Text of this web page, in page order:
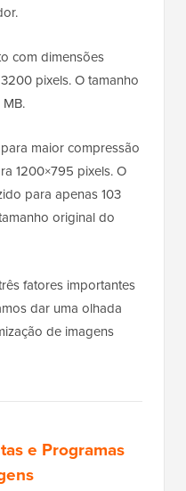
com dimensões
pixels. O tamanho
maior compressão
1200×795 pixels. O
para apenas 103
original do
fatores importantes
dar uma olhada
de imagens
e Programas